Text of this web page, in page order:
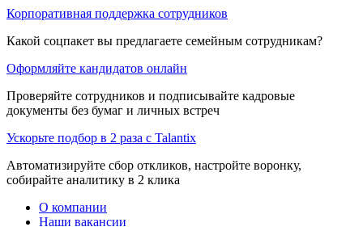
Корпоративная поддержка сотрудников
Какой соцпакет вы предлагаете семейным сотрудникам?
Оформляйте кандидатов онлайн
Проверяйте сотрудников и подписывайте кадровые
документы без бумаг и личных встреч
Ускорьте подбор в 2 раза с Talantix
Автоматизируйте сбор откликов, настройте воронку,
собирайте аналитику в 2 клика
О компании
Наши вакансии